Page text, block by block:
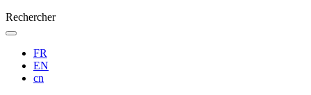
Rechercher
FR
EN
cn